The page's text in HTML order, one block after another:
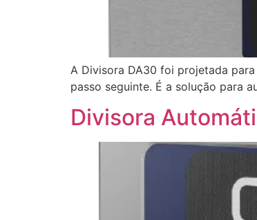
A Divisora DA30 foi projetada
passo seguinte. É a solução para
Divisora